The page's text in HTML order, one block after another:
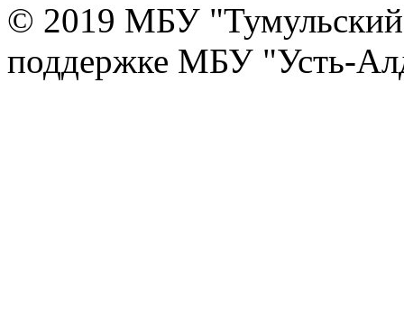
© 2019 МБУ "Тумульский
поддержке МБУ "Усть-